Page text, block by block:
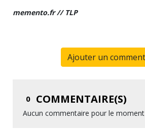
memento.fr // TLP
Ajouter un
0 COMMENTAIRE(S)
Aucun commentaire pour le moment